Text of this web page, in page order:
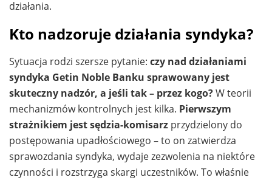
działania.
Kto nadzoruje działania syndyka?
Sytuacja rodzi szersze pytanie: czy nad działaniami
syndyka Getin Noble Banku sprawowany jest
skuteczny nadzór, a jeśli tak – przez kogo?W teorii
mechanizmów kontrolnych jest kilka. Pierwszym
strażnikiem jest sędzia-komisarz przydzielony do
postępowania upadłościowego – to on zatwierdza
sprawozdania syndyka, wydaje zezwolenia na niektóre
czynności i rozstrzyga skargi uczestników. To właśnie